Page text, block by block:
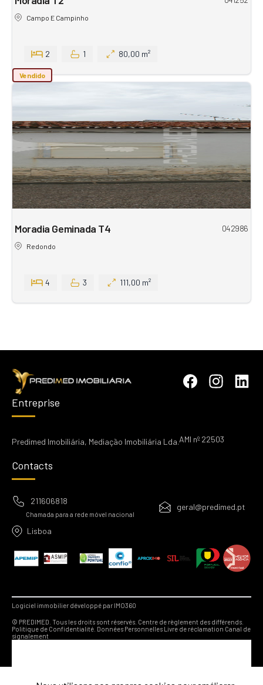
Campo E Campinho
2 1 80,00 m²
Vendido
Moradia Geminada T4 042986
Redondo
4 3 111,00 m²
Entreprise
Predimed Imobiliária, Mediação Imobiliária Lda.AMI nº 22503
Contacts
211606818
Chamada para a rede móvel nacional
geral@predimed.pt
Lisboa
Logiciel immobilier développé par IMO360
© PREDIMED. Tous les droits sont réservés. Centre de règlement des différends.
Politique de Confidentialité. Données PersonnellesLivre de réclamation Canal de
signalement